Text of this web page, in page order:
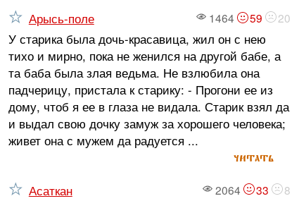
1464 59 20
Арысь-поле
У старика была дочь-красавица, жил он с нею
тихо и мирно, пока не женился на другой бабе, а
та баба была злая ведьма. Не взлюбила она
падчерицу, пристала к старику: - Прогони ее из
дому, чтоб я ее в глаза не видала. Старик взял да
и выдал свою дочку замуж за хорошего человека;
живет она с мужем да радуется ...
читать
2064 33 8
Асаткан